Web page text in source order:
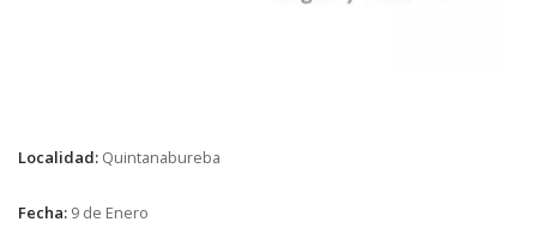
Localidad: Quintanabureba
Fecha: 9 de Enero